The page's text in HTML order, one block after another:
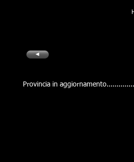
◄
Provincia in